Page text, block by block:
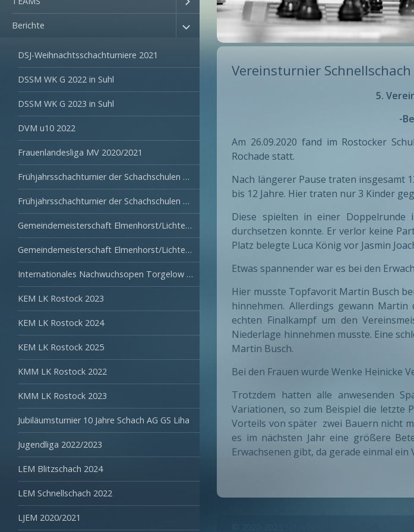
Berichte
DSJ-Weihnachtsschachturniere 2021
DSSM WK G 2022 in Suhl
DSSM WK G 2023 in Suhl
DVM u10 2022
Frauenlandesliga MV 2020/2021
Frühjahrsschachturnier der Schachschulen 2022
Frühjahrsschachturnier der Schachschulen 2023
Gemeindemeisterschaft Elmenhorst/Lichtenhagen 2022
Gemeindemeisterschaft Elmenhorst/Lichtenhagen 2023
Internationales Nachwuchsopen Torgelow 2024
KEM LK Rostock 2023
KEM LK Rostock 2024
KEM LK Rostock 2025
KMM LK Rostock 2022
KMM LK Rostock 2023
Jubiläumsturnier 10 Jahre Schach AG GS Liha
Jugendliga 2022/2023
LEM Blitzschach 2024
LEM Schnellschach 2022
LJEM 2020/2021
Vereinsturnier
5.
-
Am 26.09.2020 fand im Rostocker
Rochade statt.
Nach längerer Pause traten insgesamt
bis 12 Jahre. Hier traten nur 3 Kinder
Diese spielten in einer Doppelrunde
durchsetzen konnte. Er verlor keine
Platz belegte Luca König vor Jasmin
Etwas spannender war es bei den
Hier musste Topfavorit Martin Busch
hinnehmen. Allerdings gewann
echten Finalkampf um den
Niederlage hinnehmen musste. Eine
Martin Busch.
Bei den Frauen wurde Wenke Heinicke
Trotzdem hatten alle anwesenden
Variationen, so zum Beispiel die letzte
Vorteils von später zwei Bauern nicht
es im nächsten Jahr eine größere
Erwachsenen gibt, da gerade einmal